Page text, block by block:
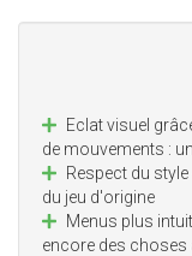
Eclat visuel
de mouvements :
Respect du
du jeu d'origine
Menus plus
encore des choses